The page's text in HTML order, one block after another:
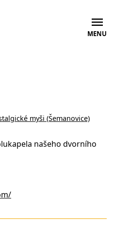
MENU
myši (Šemanovice)
našeho dvorního